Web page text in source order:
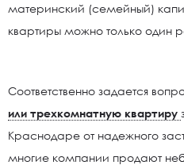
материнский (семейный)
квартиры можно только один
Соответственно задается
или трехкомнатную квартиру
Краснодаре от надежного
многие компании продают